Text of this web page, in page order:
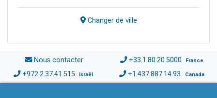
Changer de ville
Nous contacter +33.1.80.20.5000 France
+972.2.37.41.515 Israël +1.437.887.14.93 Canada